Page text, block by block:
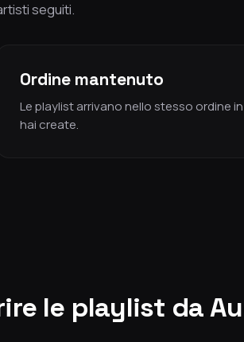
seguiti.
Ordine mantenuto
Le playlist arrivano nello stesso ordine
hai create.
le playlist da